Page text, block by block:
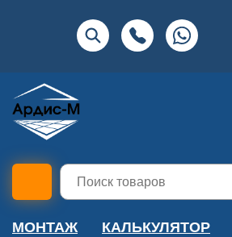
МОНТАЖ КАЛЬКУЛЯТОР